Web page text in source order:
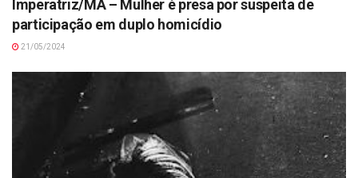
Imperatriz/MA – Mulher é presa por suspeita de
participação em duplo homicídio
21/05/2024